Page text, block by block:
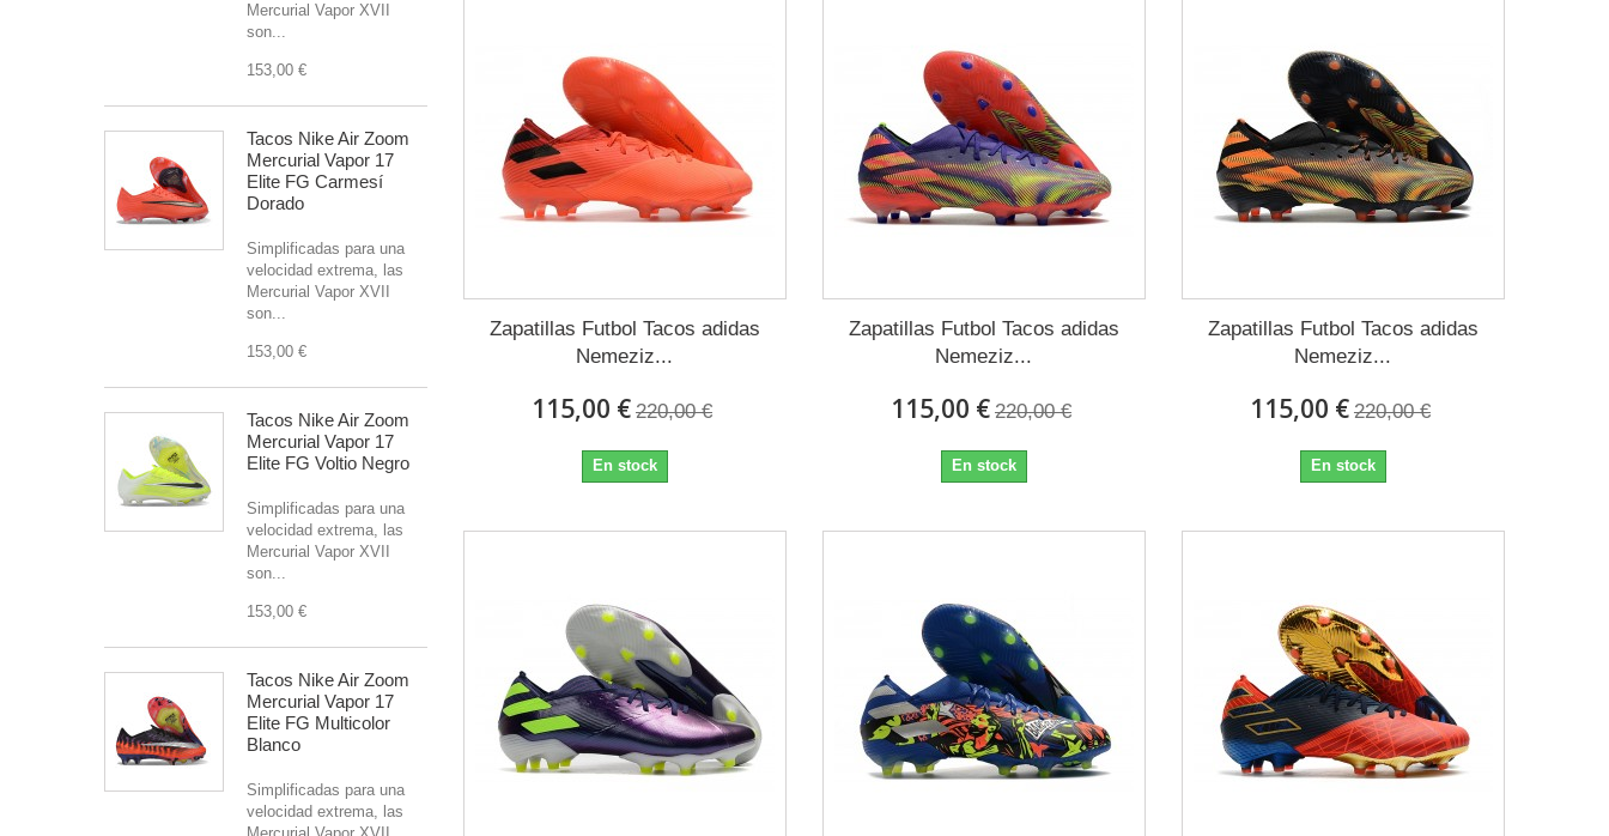
Mercurial Vapor XVII
son...
153,00 €
Tacos Nike Air Zoom
Mercurial Vapor 17
Elite FG Carmesí
Dorado
Simplificadas para una
velocidad extrema, las
Mercurial Vapor XVII
son...
153,00 €
Tacos Nike Air Zoom
Mercurial Vapor 17
Elite FG Voltio Negro
Simplificadas para una
velocidad extrema, las
Mercurial Vapor XVII
son...
153,00 €
Tacos Nike Air Zoom
Mercurial Vapor 17
Elite FG Multicolor
Blanco
Simplificadas para una
velocidad extrema, las
Zapatillas Futbol Tacos adidas
Nemeziz...
115,00 € 220,00 €
En stock
Zapatillas Futbol Tacos adidas
Nemeziz...
115,00 € 220,00 €
En stock
Zapatillas Futbol Tacos adidas
Nemeziz...
115,00 € 220,00 €
En stock